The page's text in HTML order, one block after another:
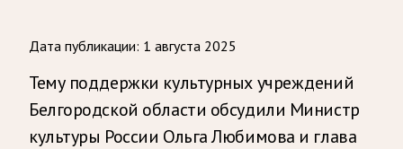
Дата публикации: 1 августа 2025
Тему поддержки культурных учреждений
Белгородской области обсудили Министр
культуры России Ольга Любимова и глава